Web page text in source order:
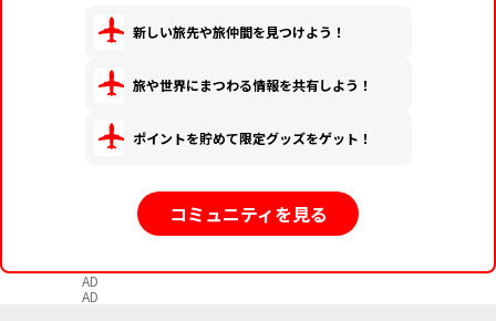
新しい旅先や旅仲間を見つけよう！
旅や世界にまつわる情報を共有しよう！
ポイントを貯めて限定グッズをゲット！
コミュニティを見る
AD
AD